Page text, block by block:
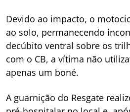
Devido ao impacto, o
ao solo, permanecendo
decúbito ventral sobre os
com o CB, a vítima não
apenas um boné.
A guarnição do Resgate